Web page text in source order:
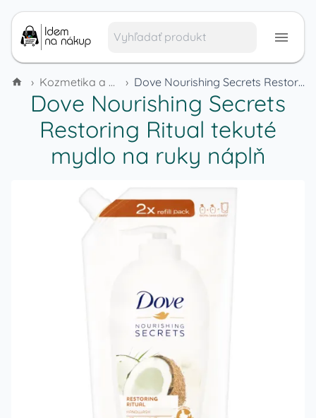
› Kozmetika a hygienické potreby › Dove Nourishing Secrets Restoring Ritual tekuté mydlo na ruky náplň
Dove Nourishing Secrets
Restoring Ritual tekuté
mydlo na ruky náplň